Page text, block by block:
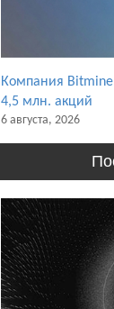
Компания Bitmine
4,5 млн. акций
6 августа, 2026